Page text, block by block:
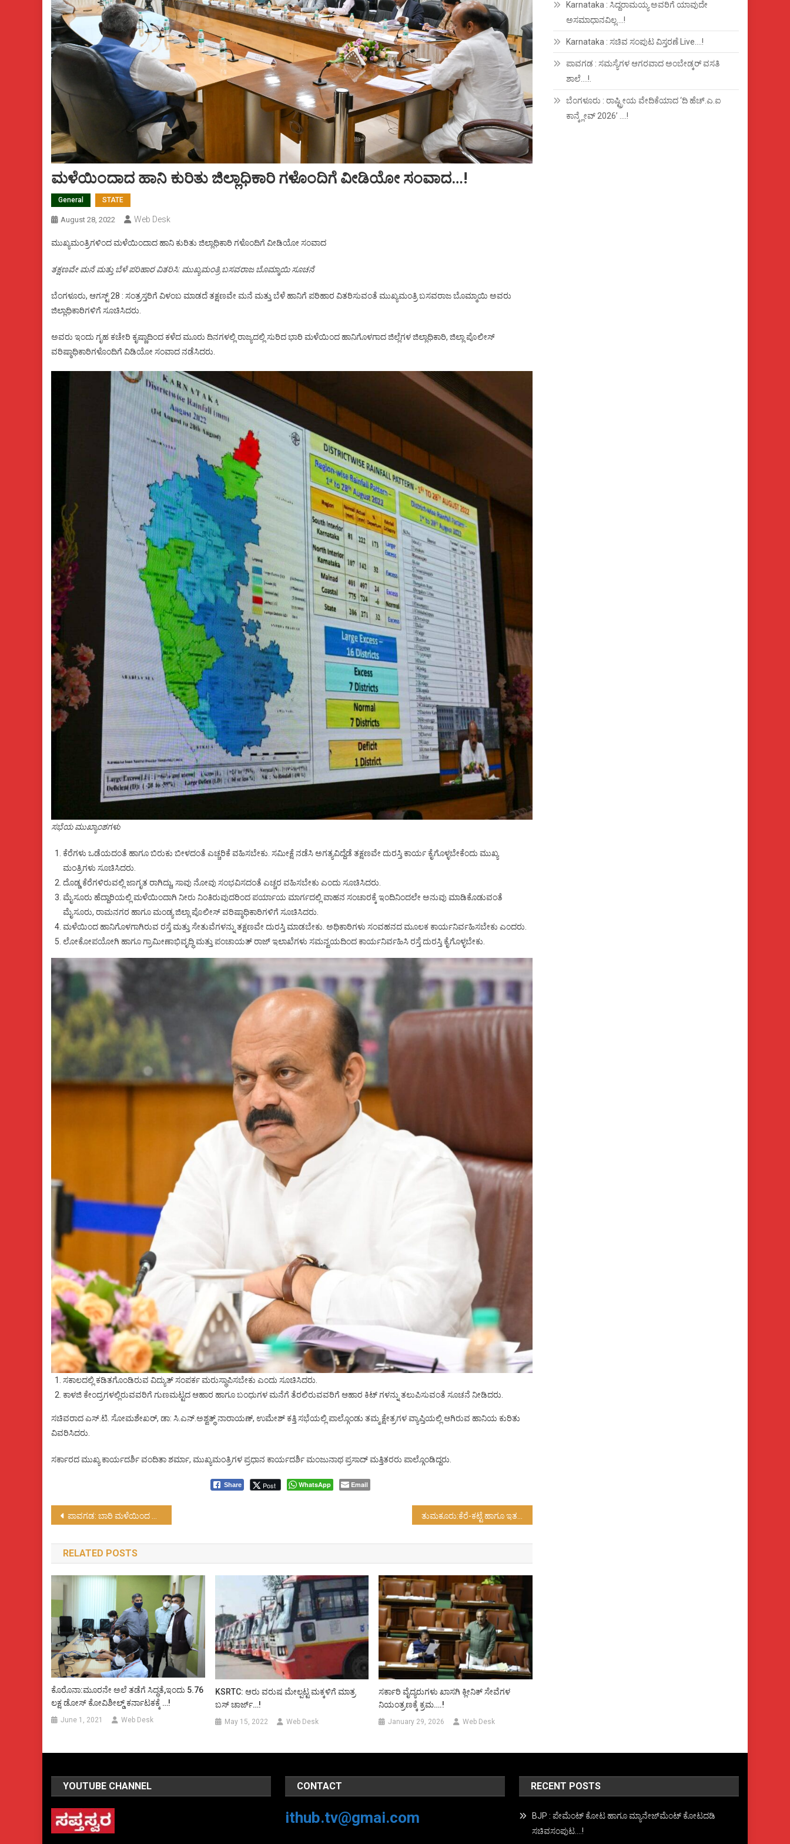
ಮಳೆಯಿಂದಾದ ಹಾನಿ ಕುರಿತು ಜಿಲ್ಲಾಧಿಕಾರಿ ಗಳೊಂದಿಗೆ ವೀಡಿಯೋ ಸಂವಾದ…!
General STATE
August 28, 2022 Web Desk
ಮುಖ್ಯಮಂತ್ರಿಗಳಿಂದ ಮಳೆಯಿಂದಾದ ಹಾನಿ ಕುರಿತು ಜಿಲ್ಲಾಧಿಕಾರಿ ಗಳೊಂದಿಗೆ ವೀಡಿಯೋ ಸಂವಾದ
ತಕ್ಷಣವೇ ಮನೆ ಮತ್ತು ಬೆಳೆ ಪರಿಹಾರ ವಿತರಿಸಿ: ಮುಖ್ಯಮಂತ್ರಿ ಬಸವರಾಜ ಬೊಮ್ಮಾಯಿ ಸೂಚನೆ
ಬೆಂಗಳೂರು, ಆಗಸ್ಟ್ 28 : ಸಂತ್ರಸ್ತರಿಗೆ ವಿಳಂಬ ಮಾಡದೆ ತಕ್ಷಣವೇ ಮನೆ ಮತ್ತು ಬೆಳೆ ಹಾನಿಗೆ ಪರಿಹಾರ ವಿತರಿಸುವಂತೆ ಮುಖ್ಯಮಂತ್ರಿ ಬಸವರಾಜ ಬೊಮ್ಮಾಯಿ ಅವರು
ಜಿಲ್ಲಾಧಿಕಾರಿಗಳಿಗೆ ಸೂಚಿಸಿದರು.
ಅವರು ಇಂದು ಗೃಹ ಕಚೇರಿ ಕೃಷ್ಣಾದಿಂದ ಕಳೆದ ಮೂರು ದಿನಗಳಲ್ಲಿ ರಾಜ್ಯದಲ್ಲಿ ಸುರಿದ ಭಾರಿ ಮಳೆಯಿಂದ ಹಾನಿಗೊಳಗಾದ ಜಿಲ್ಲೆಗಳ ಜಿಲ್ಲಾಧಿಕಾರಿ, ಜಿಲ್ಲಾ ಪೊಲೀಸ್
ವರಿಷ್ಠಾಧಿಕಾರಿಗಳೊಂದಿಗೆ ವಿಡಿಯೋ ಸಂವಾದ ನಡೆಸಿದರು.
ಸಭೆಯ ಮುಖ್ಯಾಂಶಗಳು
ಕೆರೆಗಳು ಒಡೆಯದಂತೆ ಹಾಗೂ ಬಿರುಕು ಬೀಳದಂತೆ ಎಚ್ಚರಿಕೆ ವಹಿಸಬೇಕು. ಸಮೀಕ್ಷೆ ನಡೆಸಿ ಅಗತ್ಯವಿದ್ದೆಡೆ ತಕ್ಷಣವೇ ದುರಸ್ತಿ ಕಾರ್ಯ ಕೈಗೊಳ್ಳಬೇಕೆಂದು ಮುಖ್ಯ
ಮಂತ್ರಿಗಳು ಸೂಚಿಸಿದರು.
ದೊಡ್ಡ ಕೆರೆಗಳಿರುವಲ್ಲಿ ಜಾಗೃತ ರಾಗಿದ್ದು, ಸಾವು ನೋವು ಸಂಭವಿಸದಂತೆ ಎಚ್ಚರ ವಹಿಸಬೇಕು ಎಂದು ಸೂಚಿಸಿದರು.
ಮೈಸೂರು ಹೆದ್ದಾರಿಯಲ್ಲಿ ಮಳೆಯಿಂದಾಗಿ ನೀರು ನಿಂತಿರುವುದರಿಂದ ಪರ್ಯಾಯ ಮಾರ್ಗದಲ್ಲಿ ವಾಹನ ಸಂಚಾರಕ್ಕೆ ಇಂದಿನಿಂದಲೇ ಅನುವು ಮಾಡಿಕೊಡುವಂತೆ
ಮೈಸೂರು, ರಾಮನಗರ ಹಾಗೂ ಮಂಡ್ಯ ಜಿಲ್ಲಾ ಪೊಲೀಸ್ ವರಿಷ್ಠಾಧಿಕಾರಿಗಳಿಗೆ ಸೂಚಿಸಿದರು.
ಮಳೆಯಿಂದ ಹಾನಿಗೊಳಗಾಗಿರುವ ರಸ್ತೆ ಮತ್ತು ಸೇತುವೆಗಳನ್ನು ತಕ್ಷಣವೇ ದುರಸ್ತಿ ಮಾಡಬೇಕು. ಅಧಿಕಾರಿಗಳು ಸಂವಹನದ ಮೂಲಕ ಕಾರ್ಯನಿರ್ವಹಿಸಬೇಕು ಎಂದರು.
ಲೋಕೋಪಯೋಗಿ ಹಾಗೂ ಗ್ರಾಮೀಣಾಭಿವೃದ್ಧಿ ಮತ್ತು ಪಂಚಾಯತ್ ರಾಜ್ ಇಲಾಖೆಗಳು ಸಮನ್ವಯದಿಂದ ಕಾರ್ಯನಿರ್ವಹಿಸಿ ರಸ್ತೆ ದುರಸ್ತಿ ಕೈಗೊಳ್ಳಬೇಕು.
ಸಕಾಲದಲ್ಲಿ ಕಡಿತಗೊಂಡಿರುವ ವಿದ್ಯುತ್ ಸಂಪರ್ಕ ಮರುಸ್ಥಾಪಿಸಬೇಕು ಎಂದು ಸೂಚಿಸಿದರು.
ಕಾಳಜಿ ಕೇಂದ್ರಗಳಲ್ಲಿರುವವರಿಗೆ ಗುಣಮಟ್ಟದ ಆಹಾರ ಹಾಗೂ ಬಂಧುಗಳ ಮನೆಗೆ ತೆರಲಿರುವವರಿಗೆ ಆಹಾರ ಕಿಟ್ ಗಳನ್ನು ತಲುಪಿಸುವಂತೆ ಸೂಚನೆ ನೀಡಿದರು.
ಸಚಿವರಾದ ಎಸ್.ಟಿ. ಸೋಮಶೇಖರ್, ಡಾ: ಸಿ.ಎನ್.ಅಶ್ವತ್ಥ್ ನಾರಾಯಣ್, ಉಮೇಶ್ ಕತ್ತಿ ಸಭೆಯಲ್ಲಿ ಪಾಲ್ಗೊಂಡು ತಮ್ಮ ಕ್ಷೇತ್ರಗಳ ವ್ಯಾಪ್ತಿಯಲ್ಲಿ ಆಗಿರುವ ಹಾನಿಯ ಕುರಿತು
ವಿವರಿಸಿದರು.
ಸರ್ಕಾರದ ಮುಖ್ಯ ಕಾರ್ಯದರ್ಶಿ ವಂದಿತಾ ಶರ್ಮಾ, ಮುಖ್ಯಮಂತ್ರಿಗಳ ಪ್ರಧಾನ ಕಾರ್ಯದರ್ಶಿ ಮಂಜುನಾಥ ಪ್ರಸಾದ್ ಮತ್ತಿತರರು ಪಾಲ್ಗೊಂಡಿದ್ದರು.
Share Post WhatsApp Email
Post
navigation
ಪಾವಗಡ: ಬಾರಿ ಮಳೆಯಿಂದ ಮನೆ ಕುಸಿತ…!
RELATED POSTS
ಕೊರೊನಾ:ಮೂರನೇ ಅಲೆ ತಡೆಗೆ ಸಿದ್ಧತೆ,ಇಂದು 5.76
ಲಕ್ಷ ಡೋಸ್ ಕೋವಿಶೀಲ್ಡ್ ಕರ್ನಾಟಕಕ್ಕೆ …!
June 1, 2021 Web Desk
KSRTC: ಆರು ವರುಷ ಮೇಲ್ಪಟ್ಟ ಮಕ್ಕಳಿಗೆ ಮಾತ್ರ
ಬಸ್ ಚಾರ್ಜ್…!
May 15, 2022 Web Desk
ಸರ್ಕಾರಿ ವೈದ್ಯರುಗಳು ಖಾಸಗಿ ಕ್ಲೀನಿಕ್ ಸೇವೆಗಳ
ನಿಯಂತ್ರಣಕ್ಕೆ ಕ್ರಮ….!
January 29, 2026 Web Desk
Karnataka : ಸಿದ್ದರಾಮಯ್ಯ ಅವರಿಗೆ ಯಾವುದೇ
ಅಸಮಾಧಾನವಿಲ್ಲ….!
Karnataka : ಸಚಿವ ಸಂಪುಟ ವಿಸ್ತರಣೆ Live….!
ಪಾವಗಡ : ಸಮಸ್ಯೆಗಳ ಆಗರವಾದ ಅಂಬೇಡ್ಕರ್ ವಸತಿ
ಶಾಲೆ….!.
ಬೆಂಗಳೂರು : ರಾಷ್ಟ್ರೀಯ ವೇದಿಕೆಯಾದ ‘ದಿ ಹೆಚ್.ಎ.ಐ
ಕಾನ್ಕ್ಲೇವ್ 2026’ ….!
YOUTUBE CHANNEL CONTACT
ithub.tv@gmai.com
RECENT POSTS
BJP : ಪೇಮೆಂಟ್ ಕೋಟ ಹಾಗೂ ಮ್ಯಾನೇಜ್‍ಮೆಂಟ್ ಕೋಟದಡಿ
ಸಚಿವಸಂಪುಟ….!